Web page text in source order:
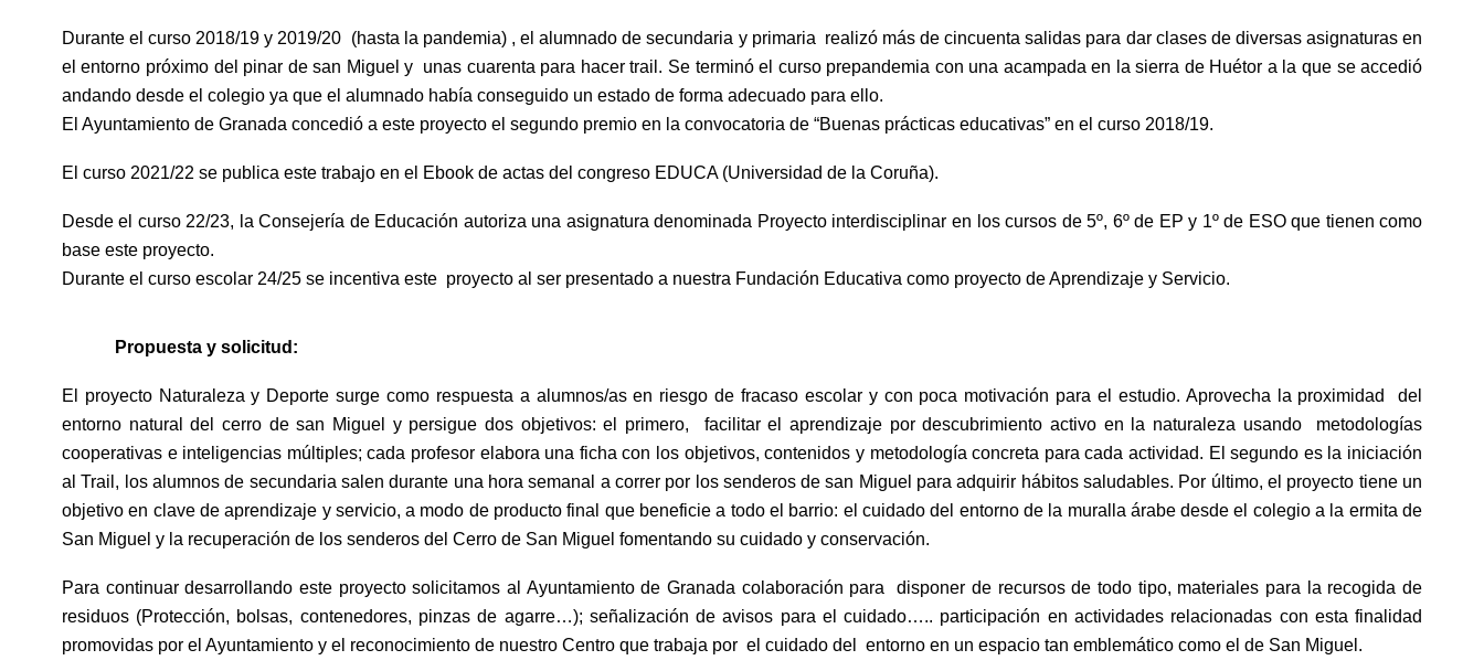
Durante el curso 2018/19 y 2019/20 (hasta la pandemia) , el alumnado de secundaria y primaria realizó más de cincuenta salidas para dar clases de diversas asignaturas en
el entorno próximo del pinar de san Miguel y unas cuarenta para hacer trail. Se terminó el curso prepandemia con una acampada en la sierra de Huétor a la que se accedió
andando desde el colegio ya que el alumnado había conseguido un estado de forma adecuado para ello.
El Ayuntamiento de Granada concedió a este proyecto el segundo premio en la convocatoria de “Buenas prácticas educativas” en el curso 2018/19.
El curso 2021/22 se publica este trabajo en el Ebook de actas del congreso EDUCA (Universidad de la Coruña).
Desde el curso 22/23, la Consejería de Educación autoriza una asignatura denominada Proyecto interdisciplinar en los cursos de 5º, 6º de EP y 1º de ESO que tienen como
base este proyecto.
Durante el curso escolar 24/25 se incentiva este proyecto al ser presentado a nuestra Fundación Educativa como proyecto de Aprendizaje y Servicio.
Propuesta y solicitud:
El proyecto Naturaleza y Deporte surge como respuesta a alumnos/as en riesgo de fracaso escolar y con poca motivación para el estudio. Aprovecha la proximidad del
entorno natural del cerro de san Miguel y persigue dos objetivos: el primero, facilitar el aprendizaje por descubrimiento activo en la naturaleza usando metodologías
cooperativas e inteligencias múltiples; cada profesor elabora una ficha con los objetivos, contenidos y metodología concreta para cada actividad. El segundo es la iniciación
al Trail, los alumnos de secundaria salen durante una hora semanal a correr por los senderos de san Miguel para adquirir hábitos saludables. Por último, el proyecto tiene un
objetivo en clave de aprendizaje y servicio, a modo de producto final que beneficie a todo el barrio: el cuidado del entorno de la muralla árabe desde el colegio a la ermita de
San Miguel y la recuperación de los senderos del Cerro de San Miguel fomentando su cuidado y conservación.
Para continuar desarrollando este proyecto solicitamos al Ayuntamiento de Granada colaboración para disponer de recursos de todo tipo, materiales para la recogida de
residuos (Protección, bolsas, contenedores, pinzas de agarre…); señalización de avisos para el cuidado….. participación en actividades relacionadas con esta finalidad
promovidas por el Ayuntamiento y el reconocimiento de nuestro Centro que trabaja por el cuidado del entorno en un espacio tan emblemático como el de San Miguel.